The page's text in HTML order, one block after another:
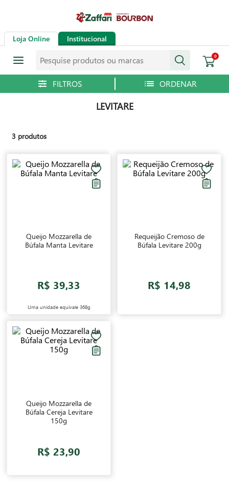
Loja Online Institucional
0
LEVITARE
3 produtos
Queijo Mozzarella de
Búfala Manta Levitare
R$ 39,33
Uma unidade equivale 368g
Requeijão Cremoso de
Búfala Levitare 200g
R$ 14,98
Queijo Mozzarella de
Búfala Cereja Levitare
150g
R$ 23,90